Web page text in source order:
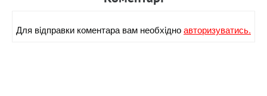
Для вiдправки коментара вам необхiдноавторизуватись.